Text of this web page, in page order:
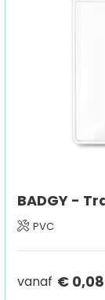
Home &
BADGY -
PVC
vanaf € 0,08